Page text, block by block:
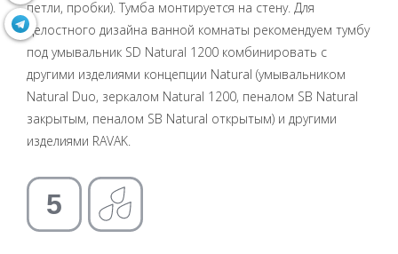
петли, пробки). Тумба монтируется на стену. Для
целостного дизайна ванной комнаты рекомендуем тумбу
под умывальник SD Natural 1200 комбинировать с
другими изделиями концепции Natural (умывальником
Natural Duo, зеркалом Natural 1200, пеналом SB Natural
закрытым, пеналом SB Natural открытым) и другими
изделиями RAVAK.